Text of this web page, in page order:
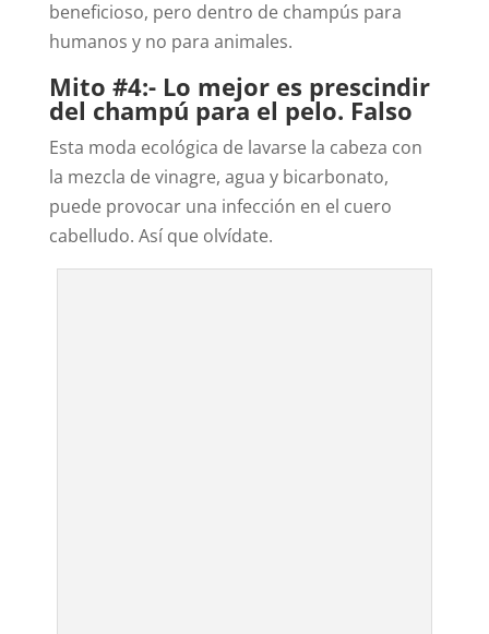
beneficioso, pero dentro de champús para
humanos y no para animales.
Mito #4:- Lo mejor es prescindir
del champú para el pelo. Falso
Esta moda ecológica de lavarse la cabeza con
la mezcla de vinagre, agua y bicarbonato,
puede provocar una infección en el cuero
cabelludo. Así que olvídate.